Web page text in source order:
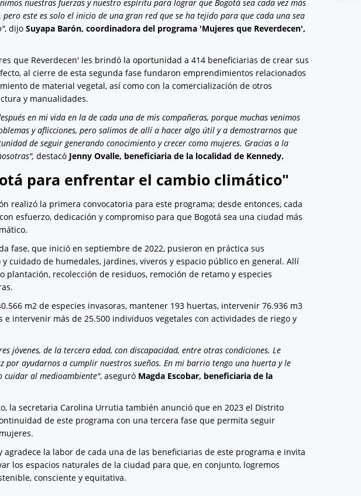
nuestras fuerzas y nuestro espíritu para lograr que Bogotá sea cada vez más
pero este es solo el inicio de una gran red que se ha tejido para que cada una sea
, dijo Suyapa Barón, coordinadora del programa 'Mujeres que Reverdecen',
que Reverdecen' les brindó la oportunidad a 414 beneficiarias de crear sus
al cierre de esta segunda fase fundaron emprendimientos relacionados
de material vegetal, así como con la comercialización de otros
y manualidades.
en mi vida en la de cada una de mis compañeras, porque muchas venimos
y aflicciones, pero salimos de allí a hacer algo útil y a demostrarnos que
de seguir generando conocimiento y crecer como mujeres. Gracias a la
destacó Jenny Ovalle, beneficiaria de la localidad de Kennedy.
para enfrentar el cambio climático"
realizó la primera convocatoria para este programa; desde entonces, cada
esfuerzo, dedicación y compromiso para que Bogotá sea una ciudad más
fase, que inició en septiembre de 2022, pusieron en práctica sus
cuidado de humedales, jardines, viveros y espacio público en general. Allí
plantación, recolección de residuos, remoción de retamo y especies
m2 de especies invasoras, mantener 193 huertas, intervenir 76.936 m3
intervenir más de 25.500 individuos vegetales con actividades de riego y
jóvenes, de la tercera edad, con discapacidad, entre otras condiciones. Le
por ayudarnos a cumplir nuestros sueños. En mi barrio tengo una huerta y le
cuidar al medioambiente", aseguró Magda Escobar, beneficiaria de la
la secretaria Carolina Urrutia también anunció que en 2023 el Distrito
de este programa con una tercera fase que permita seguir
agradece la labor de cada una de las beneficiarias de este programa e invita
los espacios naturales de la ciudad para que, en conjunto, logremos
consciente y equitativa.